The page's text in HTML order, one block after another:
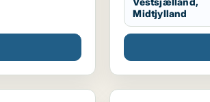
Midtjylland